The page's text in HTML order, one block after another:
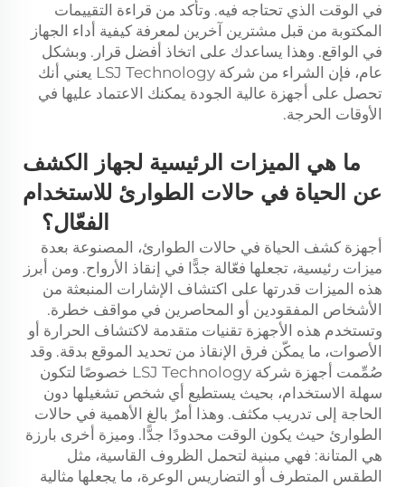
في الوقت الذي تحتاجه فيه. وتأكد من قراءة التقييمات
المكتوبة من قبل مشترين آخرين لمعرفة كيفية أداء الجهاز
في الواقع. وهذا يساعدك على اتخاذ أفضل قرار. وبشكل
عام، فإن الشراء من شركة LSJ Technology يعني أنك
تحصل على أجهزة عالية الجودة يمكنك الاعتماد عليها في
الأوقات الحرجة.
ما هي الميزات الرئيسية لجهاز الكشف
عن الحياة في حالات الطوارئ للاستخدام
الفعّال؟
أجهزة كشف الحياة في حالات الطوارئ، المصنوعة بعدة
ميزات رئيسية، تجعلها فعّالة جدًّا في إنقاذ الأرواح. ومن أبرز
هذه الميزات قدرتها على اكتشاف الإشارات المنبعثة من
الأشخاص المفقودين أو المحاصرين في مواقف خطرة.
وتستخدم هذه الأجهزة تقنيات متقدمة لاكتشاف الحرارة أو
الأصوات، ما يمكّن فرق الإنقاذ من تحديد الموقع بدقة. وقد
صُمِّمت أجهزة شركة LSJ Technology خصوصًا لتكون
سهلة الاستخدام، بحيث يستطيع أي شخص تشغيلها دون
الحاجة إلى تدريب مكثف. وهذا أمرٌ بالغ الأهمية في حالات
الطوارئ حيث يكون الوقت محدودًا جدًّا. وميزة أخرى بارزة
هي المتانة: فهي مبنية لتحمل الظروف القاسية، مثل
الطقس المتطرف أو التضاريس الوعرة، ما يجعلها مثالية